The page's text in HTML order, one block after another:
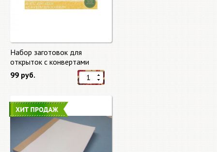
Набор заготовок для
открыток с конвертами
Старый мир (Old World) от
DCWV
99 руб.